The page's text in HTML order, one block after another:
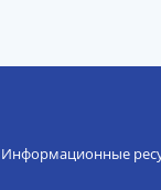
Информационные